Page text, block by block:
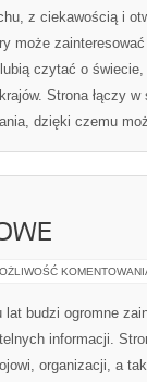
z ciekawością i
może
czytać o
Strona łączy
dzięki czemu
budzi ogromne
informacji.
organizacji, a